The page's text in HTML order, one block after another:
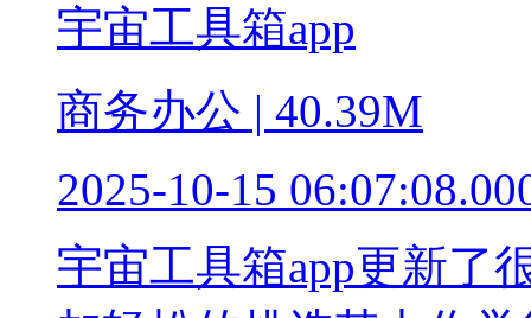
宇宙工具箱app
商务办公 | 40.39M
2025-10-15
宇宙工具箱app更新了